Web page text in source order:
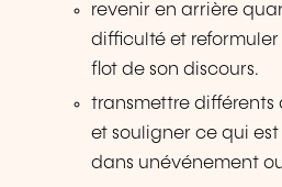
revenir en arrière
difficulté et
flot de son discours.
transmettre différents
et souligner ce qui
dans unévénement